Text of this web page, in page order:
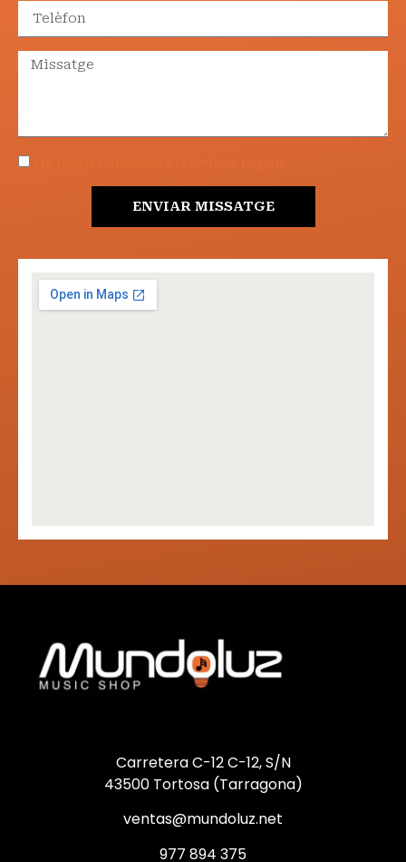
ENVIAR MISSATGE
Carretera C-12 C-12, S/N
43500 Tortosa (Tarragona)
ventas@mundoluz.net
977 894 375